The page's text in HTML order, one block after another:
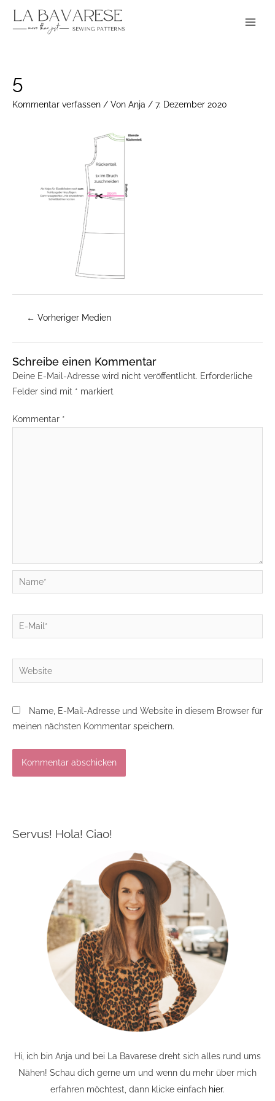
Inhalt
5
Kommentar verfassen / Von Anja / 7. Dezember 2020
navigation
← Vorheriger Medien
Schreibe einen Kommentar
Deine E-Mail-Adresse wird nicht veröffentlicht. Erforderliche
Felder sind mit * markiert
Kommentar *
Name*
E-
Mail*
Website
Name, E-Mail-Adresse und Website in diesem Browser für
meinen nächsten Kommentar speichern.
Servus! Hola! Ciao!
Hi, ich bin Anja und bei La Bavarese dreht sich alles rund ums
Nähen! Schau dich gerne um und wenn du mehr über mich
erfahren möchtest, dann klicke einfach hier.